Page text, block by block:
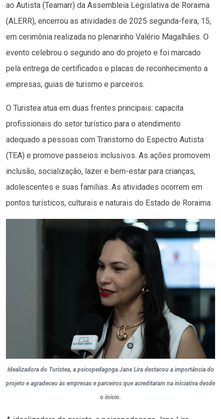
ao Autista (Teamarr) da Assembleia Legislativa de Roraima
(ALERR), encerrou as atividades de 2025 segunda-feira, 15,
em cerimônia realizada no plenarinho Valério Magalhães. O
evento celebrou o segundo ano do projeto e foi marcado
pela entrega de certificados e placas de reconhecimento a
empresas, guias de turismo e parceiros.
O Turistea atua em duas frentes principais: capacita
profissionais do setor turístico para o atendimento
adequado a pessoas com Transtorno do Espectro Autista
(TEA) e promove passeios inclusivos. As ações promovem
inclusão, socialização, lazer e bem-estar para crianças,
adolescentes e suas famílias. As atividades ocorrem em
pontos turísticos, culturais e naturais do Estado de Roraima.
Idealizadora do Turistea, a psicopedagoga Jane Lira destacou a importância do
projeto e agradeceu às empresas e parceiros que acreditaram na iniciativa desde
o início.